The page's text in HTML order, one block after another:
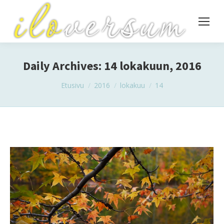
Daily Archives: 14 lokakuun, 2016
You are here:
Etusivu 2016 lokakuu 14